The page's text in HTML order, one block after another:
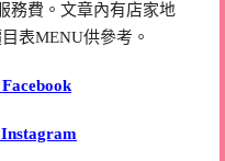
務費。文章內有店家地
表MENU供參考。